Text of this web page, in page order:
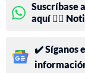
Suscríbase
aquí 👉🏻
✔️ Síganos